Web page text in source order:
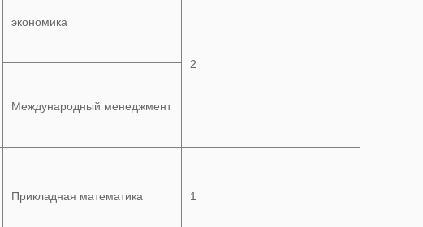
экономика
2
Международный менеджмент
Прикладная математика 1